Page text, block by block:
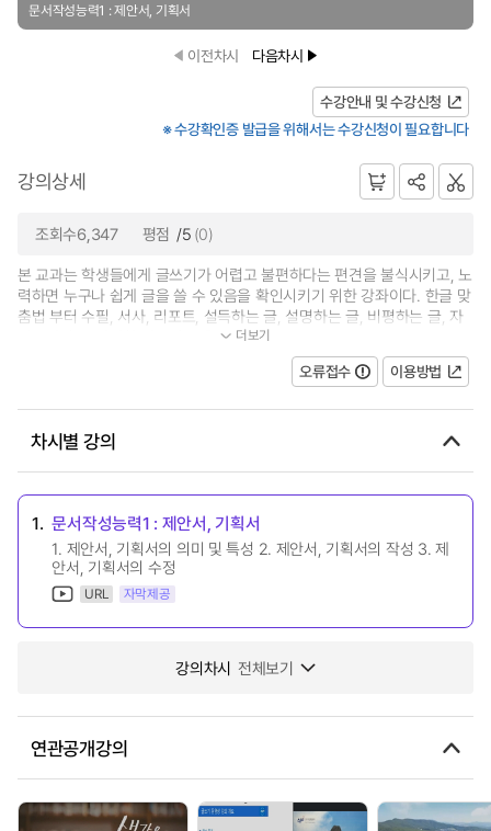
문서작성능력1 : 제안서, 기획서
이전차시 다음차시
수강안내 및 수강신청
※ 수강확인증 발급을 위해서는 수강신청이 필요합니다
강의상세
조회수6,347 평점 /5 (0)
본 교과는 학생들에게 글쓰기가 어렵고 불편하다는 편견을 불식시키고, 노
력하면 누구나 쉽게 글을 쓸 수 있음을 확인시키기 위한 강좌이다. 한글 맞
춤법 부터 수필, 서사, 리포트, 설득하는 글, 설명하는 글, 비평하는 글, 자
기소개서 등 다양한 장르의 글을... 더보기
오류접수 이용방법
차시별 강의
1. 문서작성능력1 : 제안서, 기획서
1. 제안서, 기획서의 의미 및 특성 2. 제안서, 기획서의 작성 3. 제
안서, 기획서의 수정
URL 자막제공
강의차시 전체보기
연관공개강의